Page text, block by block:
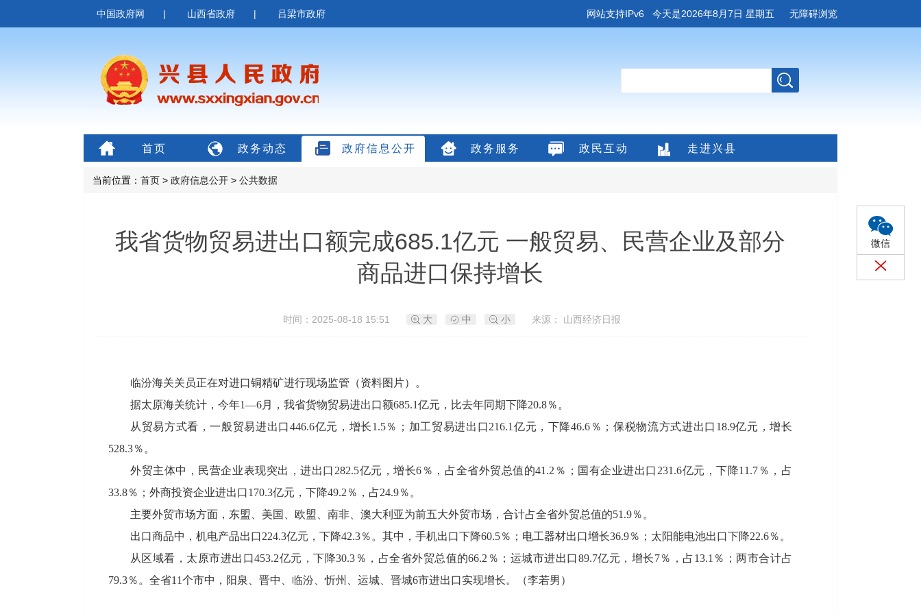
微信
中国政府网 | 山西省政府 | 吕梁市政府 无障碍浏览
今天是2026年8月7日 星期五
网站支持IPv6
首页 政务动态 政府信息公开 政务服务 政民互动 走进兴县
当前位置： 首页 > 政府信息公开 > 公共数据
我省货物贸易进出口额完成685.1亿元 一般贸易、民营企业及部分
商品进口保持增长
时间：2025-08-18 15:51 大 中 小 来源： 山西经济日报
临汾海关关员正在对进口铜精矿进行现场监管（资料图片）。
据太原海关统计，今年1—6月，我省货物贸易进出口额685.1亿元，比去年同期下降20.8％。
从贸易方式看，一般贸易进出口446.6亿元，增长1.5％；加工贸易进出口216.1亿元，下降46.6％；保税物流方式进出口18.9亿元，增长
528.3％。
外贸主体中，民营企业表现突出，进出口282.5亿元，增长6％，占全省外贸总值的41.2％；国有企业进出口231.6亿元，下降11.7％，占
33.8％；外商投资企业进出口170.3亿元，下降49.2％，占24.9％。
主要外贸市场方面，东盟、美国、欧盟、南非、澳大利亚为前五大外贸市场，合计占全省外贸总值的51.9％。
出口商品中，机电产品出口224.3亿元，下降42.3％。其中，手机出口下降60.5％；电工器材出口增长36.9％；太阳能电池出口下降22.6％。
从区域看，太原市进出口453.2亿元，下降30.3％，占全省外贸总值的66.2％；运城市进出口89.7亿元，增长7％，占13.1％；两市合计占
79.3％。全省11个市中，阳泉、晋中、临汾、忻州、运城、晋城6市进出口实现增长。（李若男）